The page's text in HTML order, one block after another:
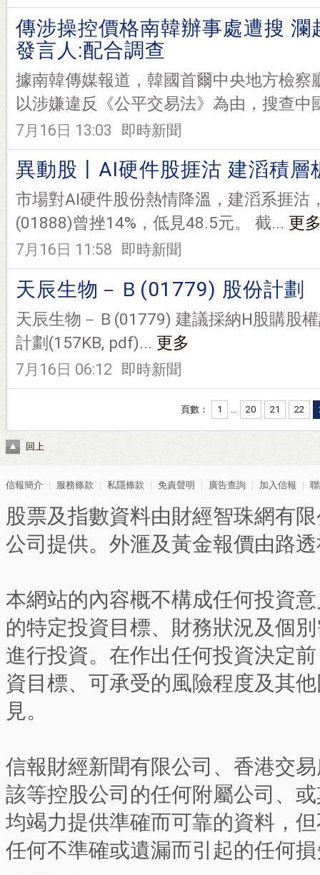
傳涉操控價格南韓辦事處遭搜 瀾
發言人:配合調查
據南韓傳媒報道，韓國首爾中央地方檢察
以涉嫌違反《公平交易法》為由，搜查中
7月16日 13:03 即時新聞
異動股丨AI硬件股捱沽 建滔積層
市場對AI硬件股份熱情降溫，建滔系捱沽
(01888)曾挫14%，低見48.5元。 截... 更
7月16日 11:58 即時新聞
天辰生物－Ｂ(01779) 股份計劃
天辰生物－Ｂ(01779) 建議採納H股購股
計劃(157KB, pdf)... 更多
7月16日 06:12 即時新聞
頁數： 1 20 21 22
回上
信報簡介 服務條款 私隱條款 免責聲明 廣告查詢 加入信報
股票及指數資料由財經智珠網有
公司提供。外滙及黃金報價由路
本網站的內容概不構成任何投資
的特定投資目標、財務狀況及個
進行投資。在作出任何投資決定
資目標、可承受的風險程度及其
見。
信報財經新聞有限公司、香港交
該等控股公司的任何附屬公司、
均竭力提供準確而可靠的資料，
任何不準確或遺漏而引起的任何